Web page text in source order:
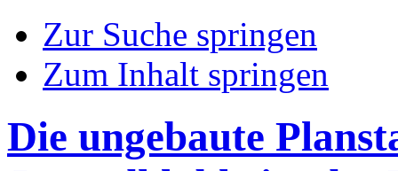
Zur Suche springen
Zum Inhalt springen
Die ungebaute